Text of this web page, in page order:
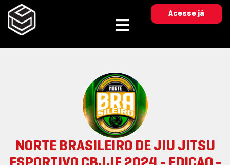
Acesse já
NORTE BRASILEIRO DE JIU JITSU